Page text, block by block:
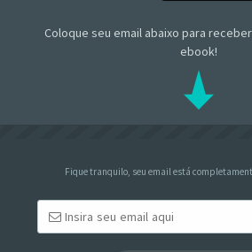
Coloque seu email abaixo para receber
ebook!
Fique tranquilo, seu email está